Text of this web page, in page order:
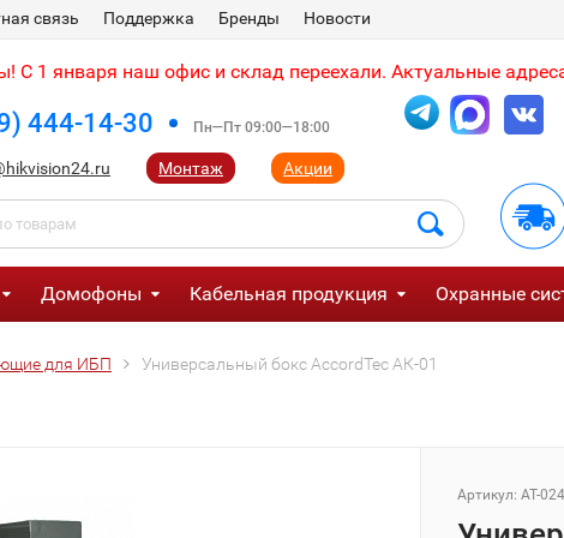
связь Поддержка Бренды Новости
С 1 января наш офис и склад переехали. Актуальные
444-14-30 Пн—Пт 09:00—18:00
Монтаж Акции
Домофоны Кабельная продукция Охранные
для ИБП Универсальный бокс AccordTec АК-01
Артикул: AT-